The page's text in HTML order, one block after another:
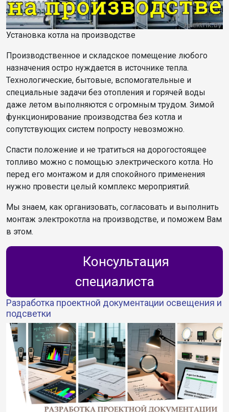
Установка котла на производстве
Производственное и складское помещение любого
назначения остро нуждается в источнике тепла.
Технологические, бытовые, вспомогательные и
специальные задачи без отопления и горячей воды
даже летом выполняются с огромным трудом. Зимой
функционирование производства без котла и
сопутствующих систем попросту невозможно.
Спасти положение и не тратиться на дорогостоящее
топливо можно с помощью электрического котла. Но
перед его монтажом и для спокойного применения
нужно провести целый комплекс мероприятий.
Мы знаем, как организовать, согласовать и выполнить
монтаж электрокотла на производстве, и поможем Вам
в этом.
Консультация
специалиста
Разработка проектной документации освещения и
подсветки